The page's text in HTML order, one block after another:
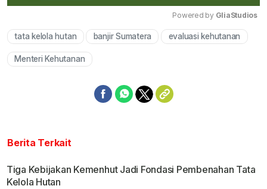
Mute
Powered by GliaStudios
tata kelola hutan banjir Sumatera evaluasi kehutanan
Menteri Kehutanan
Berita Terkait
Tiga Kebijakan Kemenhut Jadi Fondasi Pembenahan Tata
Kelola Hutan